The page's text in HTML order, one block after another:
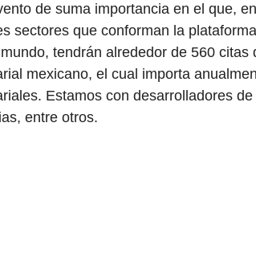
de suma importancia en el que,
sectores que conforman la
tendrán alrededor de 560
mexicano, el cual importa
Estamos con desarrolladores
entre otros.